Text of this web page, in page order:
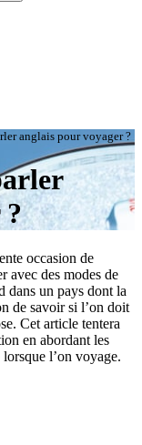
anglais pour voyager ?
?
occasion de
avec des modes de
dans un pays dont la
de savoir si l’on doit
Cet article tentera
en abordant les
l’on voyage.